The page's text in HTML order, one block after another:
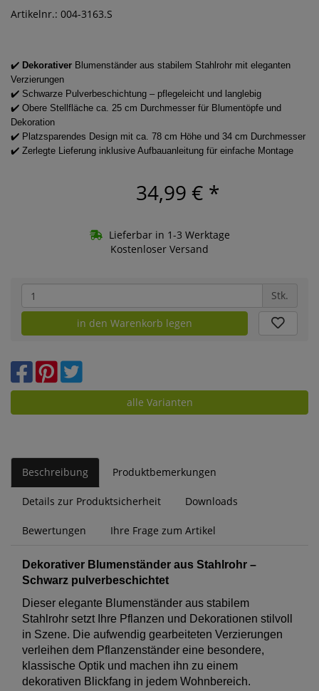
Artikelnr.: 004-3163.S
✔️ Dekorativer Blumenständer aus stabilem Stahlrohr mit eleganten
Verzierungen
✔️ Schwarze Pulverbeschichtung – pflegeleicht und langlebig
✔️ Obere Stellfläche ca. 25 cm Durchmesser für Blumentöpfe und
Dekoration
✔️ Platzsparendes Design mit ca. 78 cm Höhe und 34 cm Durchmesser
✔️ Zerlegte Lieferung inklusive Aufbauanleitung für einfache Montage
34,99 € *
Lieferbar in 1-3 Werktage
Kostenloser Versand
Stk.
in den Warenkorb legen
alle Varianten
Beschreibung Produktbemerkungen
Details zur Produktsicherheit Downloads
Bewertungen Ihre Frage zum Artikel
Dekorativer Blumenständer aus Stahlrohr –
Schwarz pulverbeschichtet
Dieser elegante Blumenständer aus stabilem
Stahlrohr setzt Ihre Pflanzen und Dekorationen stilvoll
in Szene. Die aufwendig gearbeiteten Verzierungen
verleihen dem Pflanzenständer eine besondere,
klassische Optik und machen ihn zu einem
dekorativen Blickfang in jedem Wohnbereich.